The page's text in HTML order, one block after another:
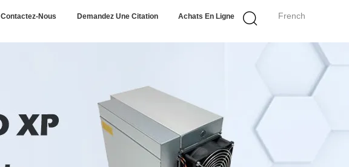
French
Contactez-Nous Demandez Une Citation Achats En Ligne